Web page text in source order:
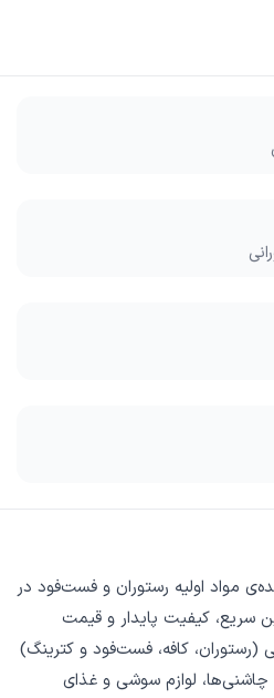
مواد اولیه رستوران و فست‌فود در
سریع، کیفیت پایدار و قیمت
(رستوران، کافه، فست‌فود و کترینگ)
چاشنی‌ها، لوازم سوشی و غذای